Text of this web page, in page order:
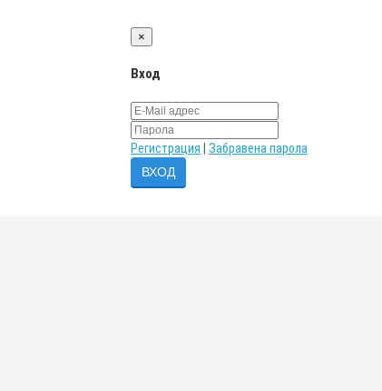
×
Вход
Регистрация Забравена парола